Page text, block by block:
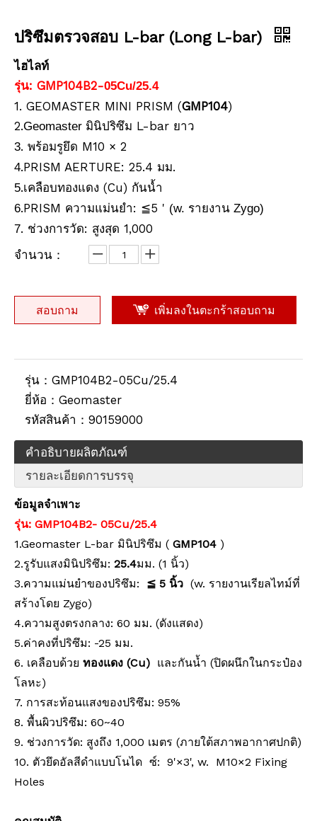
ปริซึมตรวจสอบ L-bar (Long L-bar)
ไฮไลท์
รุ่น: GMP104B2-05Cu/25.4
1. GEOMASTER MINI PRISM (GMP104)
2.Geomaster มินิปริซึม L-bar ยาว
3. พร้อมรูยึด M10 × 2
4.PRISM AERTURE: 25.4 มม.
5.เคลือบทองแดง (Cu) กันน้ำ
6.PRISM ความแม่นยำ: ≦5 ' (w. รายงาน Zygo)
7. ช่วงการวัด: สูงสุด 1,000
จำนวน：
สอบถาม เพิ่มลงในตะกร้าสอบถาม
รุ่น： GMP104B2-05Cu/25.4
ยี่ห้อ： Geomaster
รหัสสินค้า： 90159000
คำอธิบายผลิตภัณฑ์
รายละเอียดการบรรจุ
ข้อมูลจำเพาะ
รุ่น: GMP104B2- 05Cu/25.4
1.Geomaster L-bar มินิปริซึม ( GMP104 )
2.รูรับแสงมินิปริซึม: 25.4มม. (1 นิ้ว)
3.ความแม่นยำของปริซึม:
≦ 5 นิ้ว (w. รายงานเรียลไทม์ที่
สร้างโดย Zygo)
4.ความสูงตรงกลาง: 60 มม. (ดังแสดง)
5.ค่าคงที่ปริซึม: -25 มม.
6. เคลือบด้วย ทองแดง (Cu) และกันน้ำ (ปิดผนึกในกระป๋อง
โลหะ)
7. การสะท้อนแสงของปริซึม: 95%
8. พื้นผิวปริซึม: 60~40
9. ช่วงการวัด: สูงถึง 1,000 เมตร (ภายใต้สภาพอากาศปกติ)
10. ตัวยึดอัลสีดำแบบโนได ซ์: 9'×3', w. M10×2 Fixing
Holes